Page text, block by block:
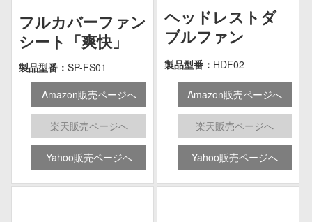
フルカバーファン
シート「爽快」
製品型番：SP-FS01
Amazon販売ページへ
楽天販売ページへ
Yahoo販売ページへ
ヘッドレストダ
ブルファン
製品型番： HDF02
Amazon販売ページへ
楽天販売ページへ
Yahoo販売ページへ